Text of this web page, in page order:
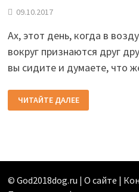
09.10.2017
Ах, этот день, когда в
вокруг признаются друг
вы сидите и думаете, что
ПОДАРКИ
И
ПОЗДРАВЛЕНИЯ
ЧИТАЙТЕ ДАЛЕЕ
© God2018dog.ru | О сайте |